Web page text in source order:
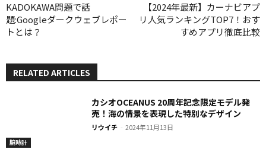
KADOKAWA問題で話
題:Googleダークウェブレポー
トとは？
【2024年最新】カーナビアプ
リ人気ランキングTOP7！おす
すめアプリ徹底比較
RELATED ARTICLES
腕時計
カシオOCEANUS 20周年記念限定モデル発
売！海の情景を表現した特別なデザイン
リウイチ - 2024年11月13日